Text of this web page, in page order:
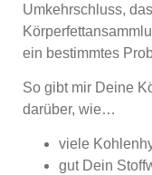
Umkehrschluss,
ein bestimmtes
So gibt mir Deine
darüber, wie…
viele
gut Dein